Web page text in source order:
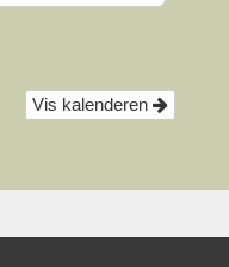
Vis kalenderen